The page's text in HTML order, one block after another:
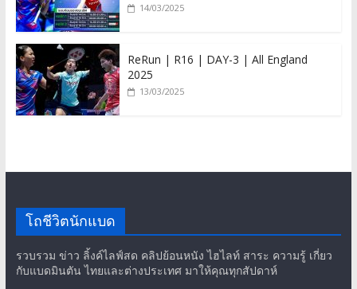
14/03/2025
ReRun | R16 | DAY-3 | All England
2025
13/03/2025
โถชีวิตนักแบด
รวบรวม ข่าว ลิ้งค์ไลฟ์สด คลิปย้อนหนัง ไฮไลท์ สาระ ความรู้ เกี่ยว
กับแบดมินตัน ไทยและต่างประเทศ มาให้คุณทุกสัปดาห์